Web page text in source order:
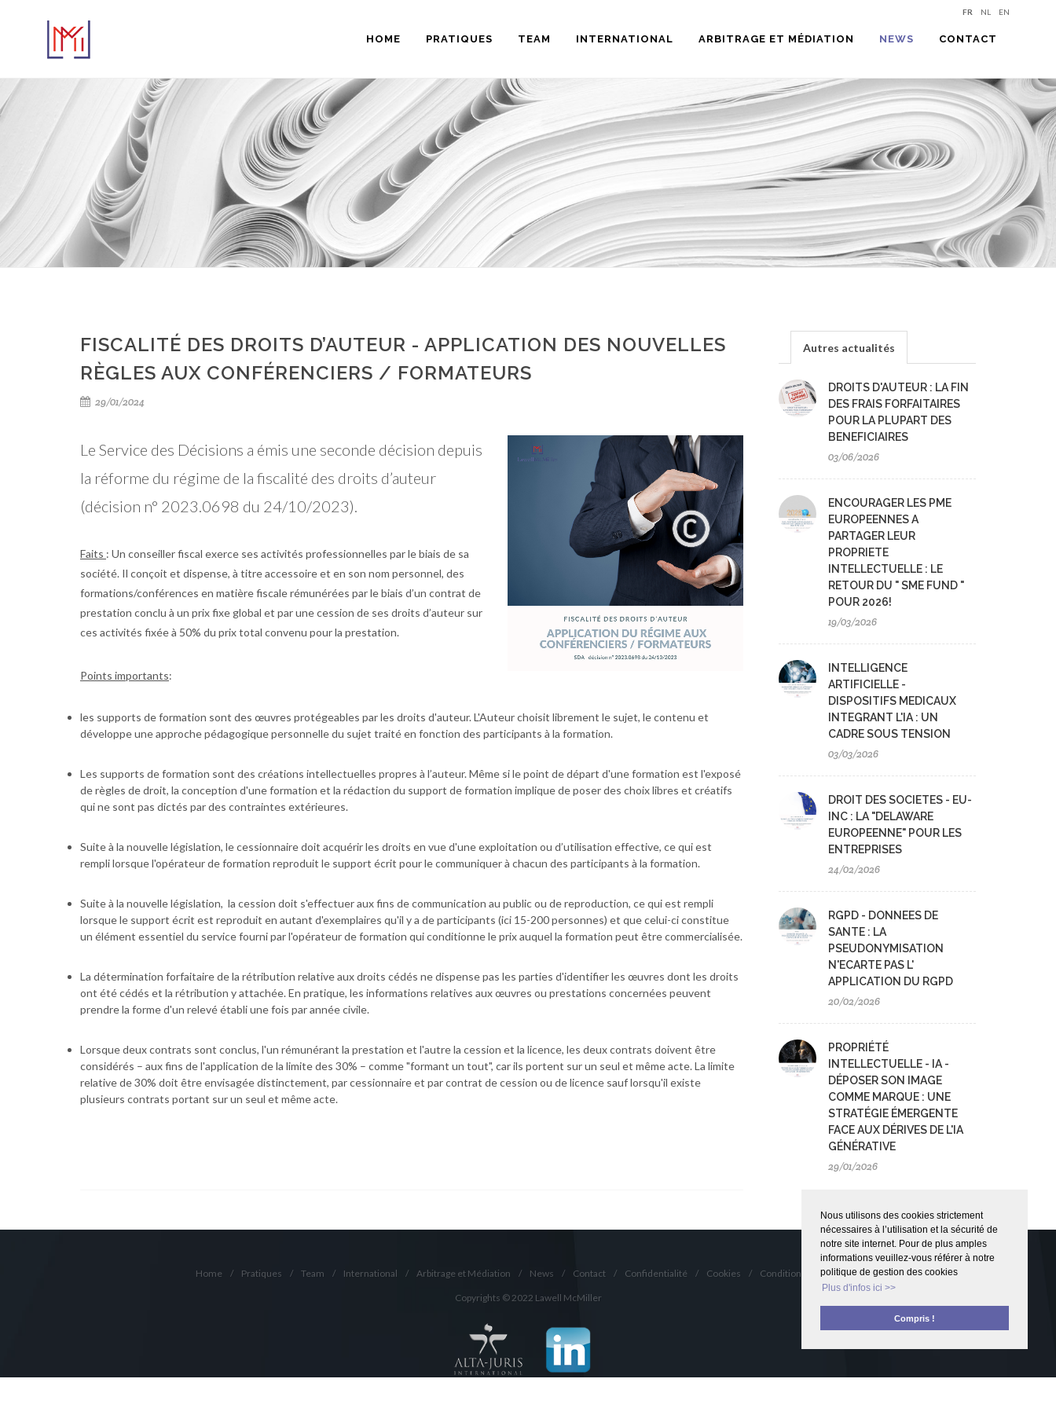
Nous utilisons des cookies strictement
nécessaires à l’utilisation et la sécurité de
notre site internet. Pour de plus amples
informations veuillez-vous référer à notre
politique de gestion des cookies
Plus d'infos ici >>
Compris !
FR NL EN
HOME PRATIQUES TEAM INTERNATIONAL ARBITRAGE ET MÉDIATION NEWS CONTACT
FISCALITÉ DES DROITS D’AUTEUR - APPLICATION DES NOUVELLES
RÈGLES AUX CONFÉRENCIERS / FORMATEURS
29/01/2024
Le Service des Décisions a émis une seconde décision depuis
la réforme du régime de la fiscalité des droits d’auteur
(décision n° 2023.0698 du 24/10/2023).
Faits : Un conseiller fiscal exerce ses activités professionnelles par le biais de sa
société. Il conçoit et dispense, à titre accessoire et en son nom personnel, des
formations/conférences en matière fiscale rémunérées par le biais d’un contrat de
prestation conclu à un prix fixe global et par une cession de ses droits d’auteur sur
ces activités fixée à 50% du prix total convenu pour la prestation.
Points importants:
les supports de formation sont des œuvres protégeables par les droits d'auteur. L'Auteur choisit librement le sujet, le contenu et
développe une approche pédagogique personnelle du sujet traité en fonction des participants à la formation.
Les supports de formation sont des créations intellectuelles propres à l’auteur. Même si le point de départ d'une formation est l'exposé
de règles de droit, la conception d'une formation et la rédaction du support de formation implique de poser des choix libres et créatifs
qui ne sont pas dictés par des contraintes extérieures.
Suite à la nouvelle législation, le cessionnaire doit acquérir les droits en vue d'une exploitation ou d’utilisation effective, ce qui est
rempli lorsque l'opérateur de formation reproduit le support écrit pour le communiquer à chacun des participants à la formation.
Suite à la nouvelle législation, la cession doit s'effectuer aux fins de communication au public ou de reproduction, ce qui est rempli
lorsque le support écrit est reproduit en autant d'exemplaires qu'il y a de participants (ici 15-200 personnes) et que celui-ci constitue
un élément essentiel du service fourni par l'opérateur de formation qui conditionne le prix auquel la formation peut être commercialisée.
La détermination forfaitaire de la rétribution relative aux droits cédés ne dispense pas les parties d'identifier les œuvres dont les droits
ont été cédés et la rétribution y attachée. En pratique, les informations relatives aux œuvres ou prestations concernées peuvent
prendre la forme d'un relevé établi une fois par année civile.
Lorsque deux contrats sont conclus, l'un rémunérant la prestation et l'autre la cession et la licence, les deux contrats doivent être
considérés – aux fins de l'application de la limite des 30% – comme "formant un tout", car ils portent sur un seul et même acte. La limite
relative de 30% doit être envisagée distinctement, par cessionnaire et par contrat de cession ou de licence sauf lorsqu'il existe
plusieurs contrats portant sur un seul et même acte.
Autres actualités
DROITS D'AUTEUR : LA FIN
DES FRAIS FORFAITAIRES
POUR LA PLUPART DES
BENEFICIAIRES
03/06/2026
ENCOURAGER LES PME
EUROPEENNES A
PARTAGER LEUR
PROPRIETE
INTELLECTUELLE : LE
RETOUR DU " SME FUND "
POUR 2026!
19/03/2026
INTELLIGENCE
ARTIFICIELLE -
DISPOSITIFS MEDICAUX
INTEGRANT L'IA : UN
CADRE SOUS TENSION
03/03/2026
DROIT DES SOCIETES - EU-
INC : LA "DELAWARE
EUROPEENNE" POUR LES
ENTREPRISES
24/02/2026
RGPD - DONNEES DE
SANTE : LA
PSEUDONYMISATION
N'ECARTE PAS L'
APPLICATION DU RGPD
20/02/2026
PROPRIÉTÉ
INTELLECTUELLE - IA -
DÉPOSER SON IMAGE
COMME MARQUE : UNE
STRATÉGIE ÉMERGENTE
FACE AUX DÉRIVES DE L'IA
GÉNÉRATIVE
29/01/2026
Home / Pratiques / Team / International / Arbitrage et Médiation / News / Contact / Confidentialité / Cookies / Conditions Générales
Copyrights © 2022 Lawell McMiller